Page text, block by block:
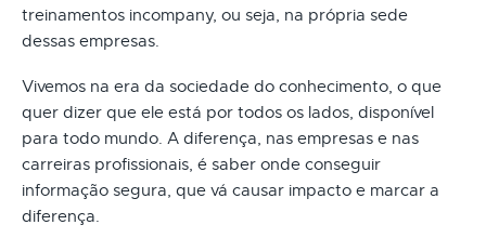
treinamentos incompany, ou seja, na própria sede
dessas empresas.
Vivemos na era da sociedade do conhecimento, o que
quer dizer que ele está por todos os lados, disponível
para todo mundo. A diferença, nas empresas e nas
carreiras profissionais, é saber onde conseguir
informação segura, que vá causar impacto e marcar a
diferença.